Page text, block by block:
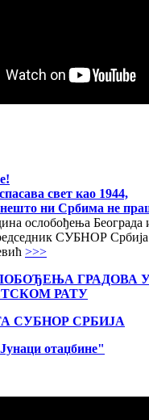
свет као 1944,
нешто ни Србима не
ослобођења Београда
СУБНОР Србија
>>>
ГРАДОВА
РАТУ
СУБНОР СРБИЈА
отаџбине"